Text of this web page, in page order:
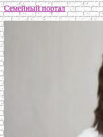
Семейный портал